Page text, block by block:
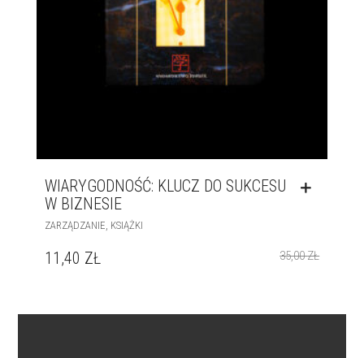
WIARYGODNOŚĆ: KLUCZ DO SUKCESU
W BIZNESIE
ZARZĄDZANIE KSIĄŻKI
35,00ZŁ
11,40 ZŁ